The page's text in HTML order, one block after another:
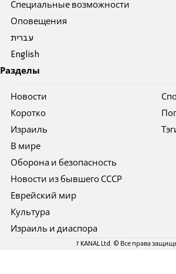
Специальные возможности
Оповещения
עברית
English
Разделы
Новости
Коротко
Израиль
В мире
Оборона и безопасность
Новости из бывшего СССР
Еврейский мир
Культура
Израиль и диаспора
7 KANAL Ltd. © Все права